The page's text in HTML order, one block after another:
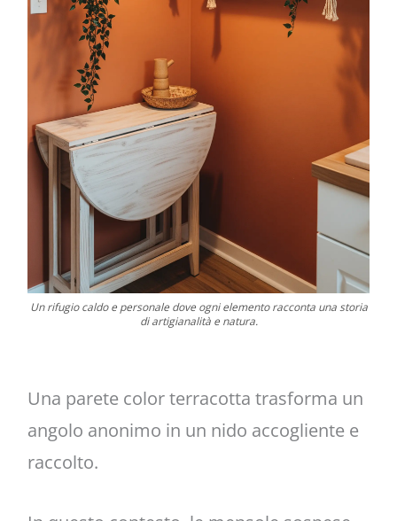
Un rifugio caldo e personale dove ogni elemento racconta una storia
di artigianalità e natura.
Una parete color terracotta trasforma un
angolo anonimo in un nido accogliente e
raccolto.